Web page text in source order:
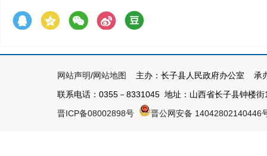
网站声明/网站地图
主办：长子县人民政府办公室 承
联系电话：0355－8331045 地址：山西省长子县钟楼
晋ICP备08002898号
晋公网安备 14042802140446